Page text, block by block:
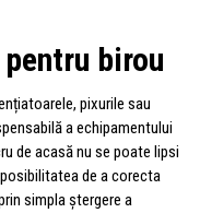
birou
pixurile sau
a echipamentului
de acasă nu se poate lipsi
de a corecta
simpla ștergere a